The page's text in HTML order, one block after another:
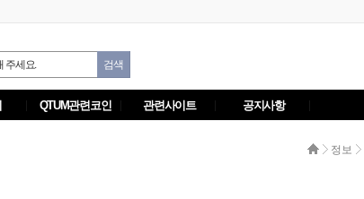
QTUM관련코인 관련사이트 공지사항
정보